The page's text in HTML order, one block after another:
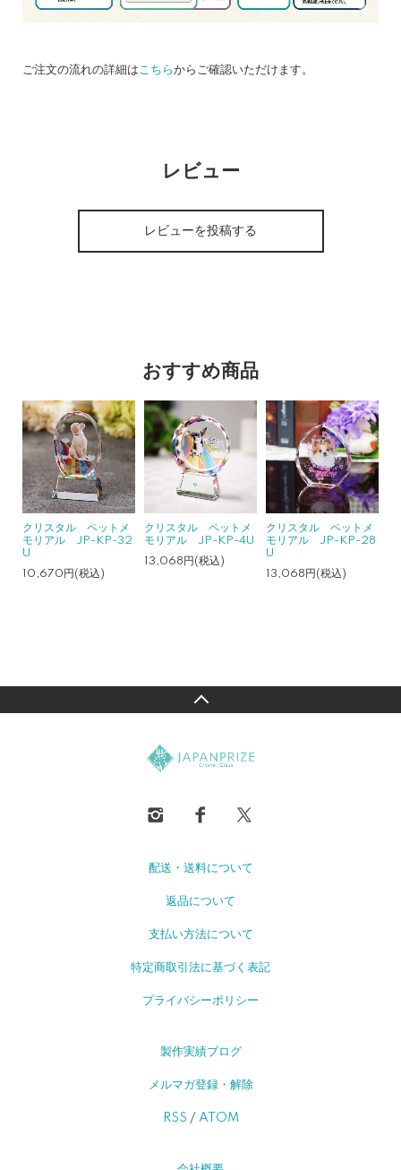
ご注文の流れの詳細はこちらからご確認いただけます。
レビュー
レビューを投稿する
おすすめ商品
クリスタル ペットメ
モリアル JP-KP-32
U
10,670円(税込)
クリスタル ペットメ
モリアル JP-KP-4U
13,068円(税込)
クリスタル ペットメ
モリアル JP-KP-28
U
13,068円(税込)
配送・送料について
返品について
支払い方法について
特定商取引法に基づく表記
プライバシーポリシー
製作実績ブログ
メルマガ登録・解除
RSS / ATOM